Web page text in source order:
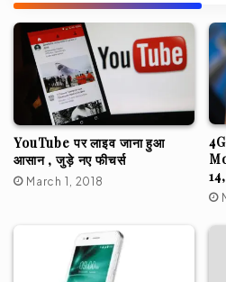
YouTube पर लाइव जाना हुआ
आसान , जुड़े नए फीचर्स
March 1, 2018